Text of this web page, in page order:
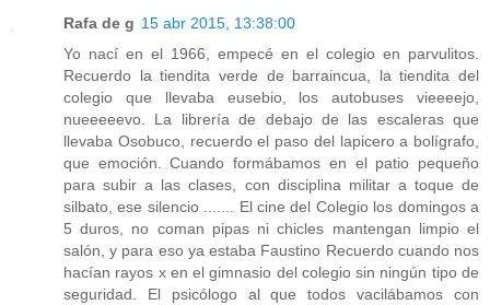
Rafa de g 15 abr 2015, 13:38:00
Yo nací en el 1966, empecé en el colegio en parvulitos.
Recuerdo la tiendita verde de barraincua, la tiendita del
colegio que llevaba eusebio, los autobuses vieeeejo,
nueeeeevo. La librería de debajo de las escaleras que
llevaba Osobuco, recuerdo el paso del lapicero a bolígrafo,
que emoción. Cuando formábamos en el patio pequeño
para subir a las clases, con disciplina militar a toque de
silbato, ese silencio ....... El cine del Colegio los domingos a
5 duros, no coman pipas ni chicles mantengan limpio el
salón, y para eso ya estaba Faustino Recuerdo cuando nos
hacían rayos x en el gimnasio del colegio sin ningún tipo de
seguridad. El psicólogo al que todos vacilábamos con